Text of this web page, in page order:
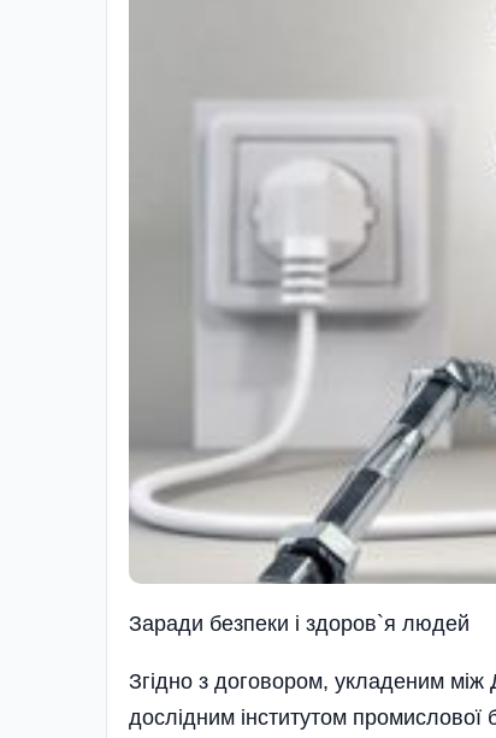
Заради безпеки i здоров`я людей
Згідно з договором, укладеним
дослідним інсти­тутом промисло­вої